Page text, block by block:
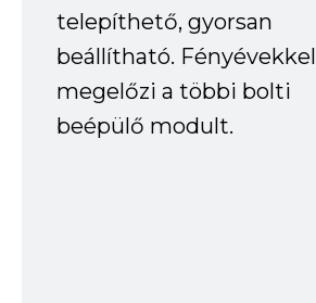
telepíthető, gyorsan
beállítható. Fényévekkel
megelőzi a többi bolti
beépülő modult.